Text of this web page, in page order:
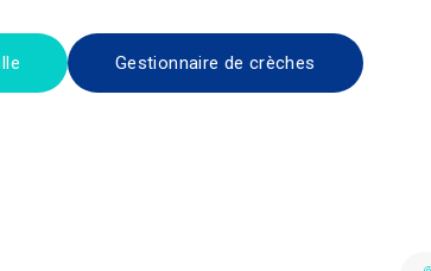
Gestionnaire de crèches